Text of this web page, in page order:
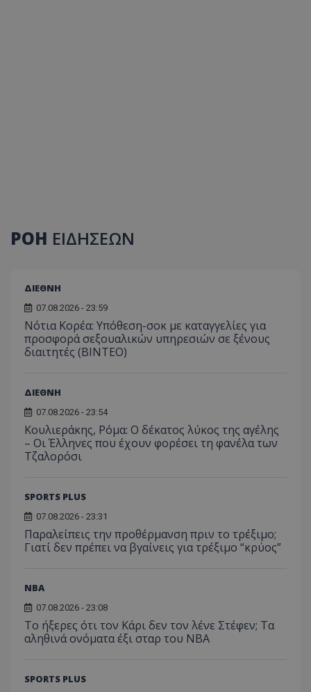
ΡΟΗ ΕΙΔΗΣΕΩΝ
ΔΙΕΘΝΗ
07.08.2026 - 23:59
Νότια Κορέα: Υπόθεση-σοκ με καταγγελίες για
προσφορά σεξουαλικών υπηρεσιών σε ξένους
διαιτητές (BINTEO)
ΔΙΕΘΝΗ
07.08.2026 - 23:54
Κουλιεράκης, Ρόμα: Ο δέκατος λύκος της αγέλης
– Οι Έλληνες που έχουν φορέσει τη φανέλα των
Τζαλορόσι
SPORTS PLUS
07.08.2026 - 23:31
Παραλείπεις την προθέρμανση πριν το τρέξιμο;
Γιατί δεν πρέπει να βγαίνεις για τρέξιμο “κρύος”
NBA
07.08.2026 - 23:08
Το ήξερες ότι τον Κάρι δεν τον λένε Στέφεν; Τα
αληθινά ονόματα έξι σταρ του NBA
SPORTS PLUS